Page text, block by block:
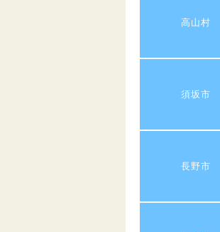
高山村
須坂市
長野市